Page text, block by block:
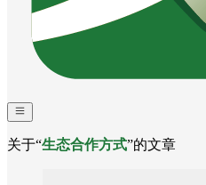
关于“生态合作方式”的文章